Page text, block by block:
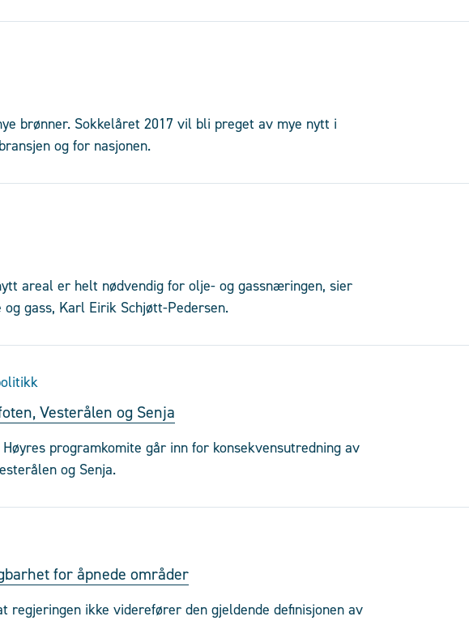
brønner. Sokkelåret 2017 vil bli preget av mye nytt i
og for nasjonen.
areal er helt nødvendig for olje- og gassnæringen, sier
gass, Karl Eirik Schjøtt-Pedersen.
Vesterålen og Senja
programkomite går inn for konsekvensutredning av
og Senja.
for åpnede områder
regjeringen ikke viderefører den gjeldende definisjonen av